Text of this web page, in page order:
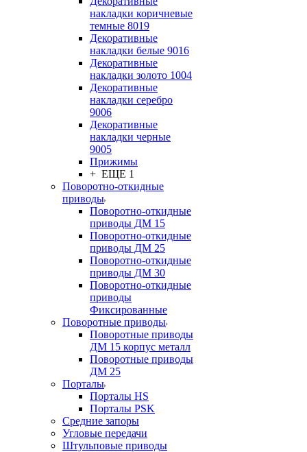
накладки коричневые
темные 8019
Декоративные
накладки белые 9016
Декоративные
накладки золото 1004
Декоративные
накладки серебро
9006
Декоративные
накладки черные
9005
Прижимы
+ ЕЩЕ 1
Поворотно-откидные
приводы
Поворотно-откидные
приводы ДМ 15
Поворотно-откидные
приводы ДМ 25
Поворотно-откидные
приводы ДМ 30
Поворотно-откидные
приводы
Фиксированные
Поворотные приводы
Поворотные приводы
ДМ 15 корпус металл
Поворотные приводы
ДМ 25
Порталы
Порталы HS
Порталы PSK
Средние запоры
Угловые передачи
Штульповые приводы